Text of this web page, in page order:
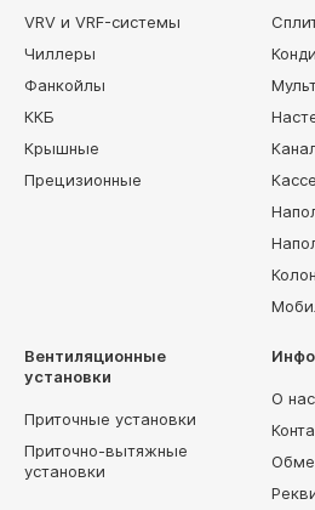
VRV и VRF-системы
Чиллеры
Фанкойлы
ККБ
Крышные
Прецизионные
Вентиляционные
установки
Приточные установки
Приточно-вытяжные
установки
О нас